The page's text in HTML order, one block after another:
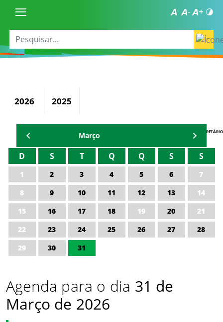
2026 2025
AGENDA DO SECRETÁRIO
Março
D S T Q Q S S
1 2 3 4 5 6
7
8
9 10 11 12 13
14
15
16 17 18 19 20
21
22
23 24 25 26 27
28
29
30 31
Agenda para o dia 31 de
Março de 2026